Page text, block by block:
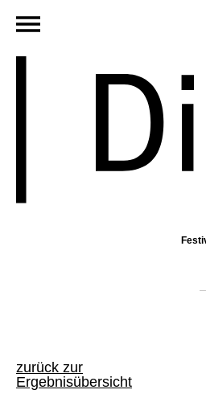
zurück zur
Ergebnisübersicht